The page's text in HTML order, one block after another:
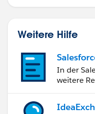
Weitere Hilfe
In der
weitere